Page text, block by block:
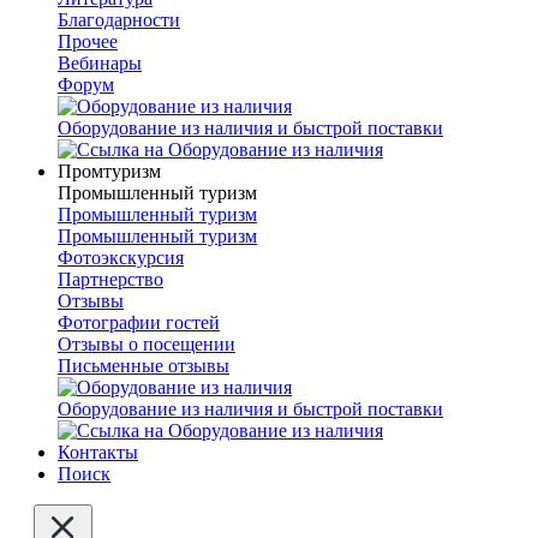
Благодарности
Прочее
Вебинары
Форум
Оборудование из наличия и быстрой поставки
Промтуризм
Промышленный туризм
Промышленный туризм
Промышленный туризм
Фотоэкскурсия
Партнерство
Отзывы
Фотографии гостей
Отзывы о посещении
Письменные отзывы
Оборудование из наличия и быстрой поставки
Контакты
Поиск